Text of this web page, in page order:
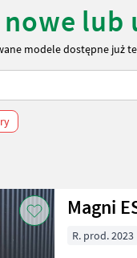
lub
modele dostępne już
R. prod. 2023